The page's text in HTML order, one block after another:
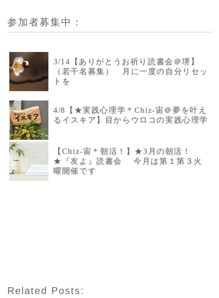
参加者募集中：
3/14【ありがとうお祈り読書会＠堺】
（若干名募集） 月に一度の自分リセッ
トを
4/8【★実践心理学＊Chiz-宙＠夢を叶え
るイスキア】目からウロコの実践心理学
【Chiz-宙＊朝活！】★3月の朝活！
★『友よ』読書会 今月は第１第３火
曜開催です
Related Posts: